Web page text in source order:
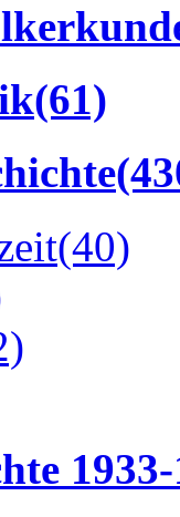
(61)
(40)
1933-